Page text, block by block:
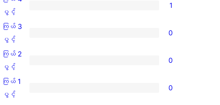
ပွင့်
အဆင့်
သုံးသပ်
1
စောင်
ကြယ်
4
ပွင့်
အဆင့်
သုံးသပ်
1
စောင်
ပွင့်
1
ကြယ်
3
ပွင့်
အဆင့်
သုံးသပ်
ကြယ် 3
ပွင့်
0
ကြယ်
2
ပွင့်
ကြယ် 2
ပွင့်
0
ကြယ်
ကြယ် 1
ပွင့်
0